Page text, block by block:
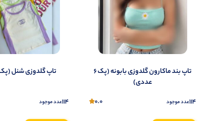
شما هم می‌توانید در مورد این کالا نظر دهید.
تمایل می‌توانید به صورت ناشناس نیز دیدگاه خود را ثبت کنید.
تاپ بند ماکارون گلدوزی بابونه (پک 6
عددی)
114عدد موجود 0.0
تاپ گلدوزی شنل (پک 6
114عدد موجود